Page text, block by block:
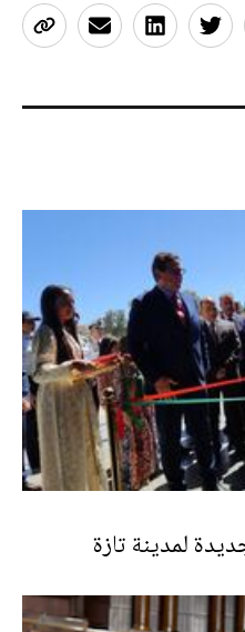
لمدينة تازة